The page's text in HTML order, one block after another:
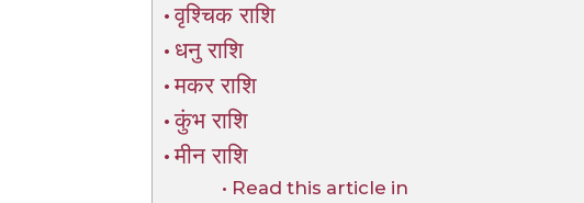
वृश्चिक राशि
धनु राशि
मकर राशि
कुंभ राशि
मीन राशि
Read this article in